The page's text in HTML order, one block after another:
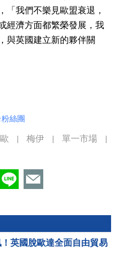
「我們不樂見歐盟衰退，
經濟方面都繁榮發展，我
與英國建立新的夥伴關
絲團
梅伊 單一市場
英國脫歐達全面自由貿易